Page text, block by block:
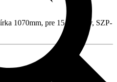
1070mm, pre 15 okruhov, SZP-